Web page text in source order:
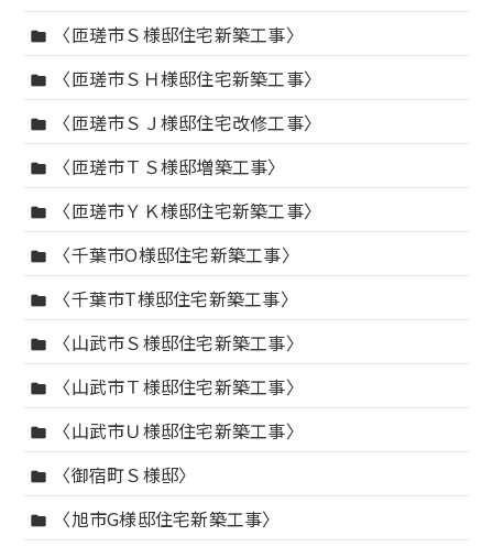
folder 〈匝瑳市Ｓ様邸住宅新築工事〉
folder 〈匝瑳市ＳＨ様邸住宅新築工事〉
folder 〈匝瑳市ＳＪ様邸住宅改修工事〉
folder 〈匝瑳市ＴＳ様邸増築工事〉
folder 〈匝瑳市ＹＫ様邸住宅新築工事〉
folder 〈千葉市O様邸住宅新築工事〉
folder 〈千葉市T様邸住宅新築工事〉
folder 〈山武市Ｓ様邸住宅新築工事〉
folder 〈山武市Ｔ様邸住宅新築工事〉
folder 〈山武市Ｕ様邸住宅新築工事〉
folder 〈御宿町Ｓ様邸〉
folder 〈旭市G様邸住宅新築工事〉